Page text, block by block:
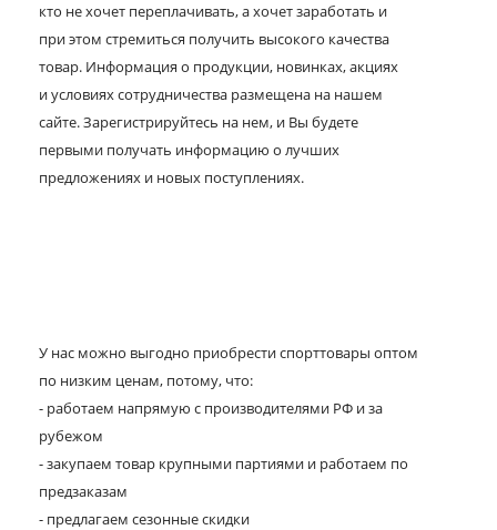
кто не хочет переплачивать, а хочет заработать и
при этом стремиться получить высокого качества
товар. Информация о продукции, новинках, акциях
и условиях сотрудничества размещена на нашем
сайте. Зарегистрируйтесь на нем, и Вы будете
первыми получать информацию о лучших
предложениях и новых поступлениях.
У нас можно выгодно приобрести спорттовары оптом
по низким ценам, потому, что:
- работаем напрямую с производителями РФ и за
рубежом
- закупаем товар крупными партиями и работаем по
предзаказам
- предлагаем сезонные скидки